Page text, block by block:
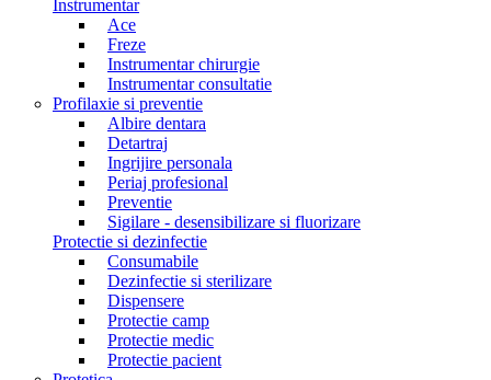
Instrumentar
Ace
Freze
Instrumentar chirurgie
Instrumentar consultatie
Profilaxie si preventie
Albire dentara
Detartraj
Ingrijire personala
Periaj profesional
Preventie
Sigilare - desensibilizare si fluorizare
Protectie si dezinfectie
Consumabile
Dezinfectie si sterilizare
Dispensere
Protectie camp
Protectie medic
Protectie pacient